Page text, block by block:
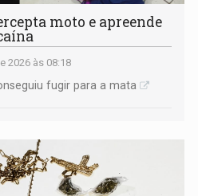
moto e apreende
2026 às 08:18
fugir para a mata